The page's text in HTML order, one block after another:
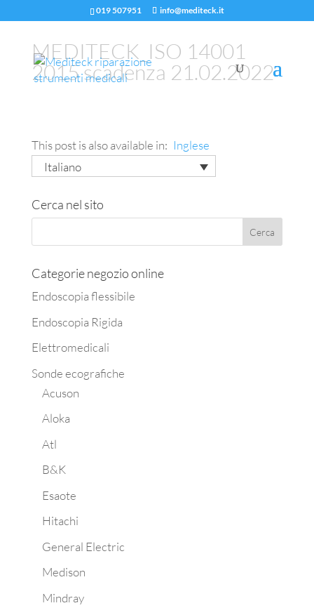
019 507951 info@mediteck.it
MEDITECK_ISO 14001
2015 scadenza 21.02.2022
This post is also available in: Inglese
Italiano
Cerca nel sito
Categorie negozio online
Endoscopia flessibile
Endoscopia Rigida
Elettromedicali
Sonde ecografiche
Acuson
Aloka
Atl
B&K
Esaote
Hitachi
General Electric
Medison
Mindray